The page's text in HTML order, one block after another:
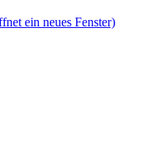
ein neues Fenster)